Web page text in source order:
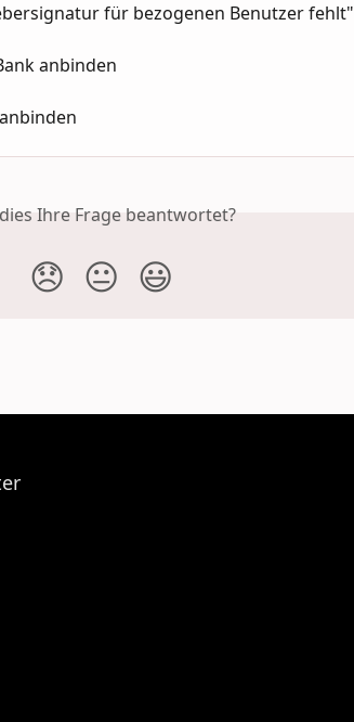
für bezogenen Benutzer fehlt"
anbinden
Ihre Frage beantwortet?
😞 😐 😃